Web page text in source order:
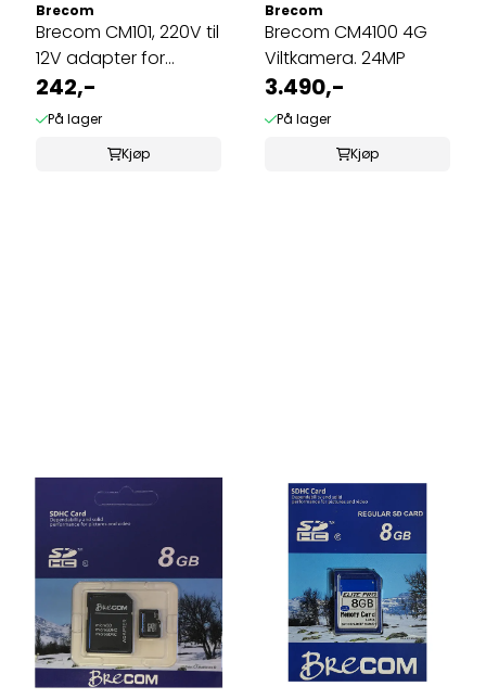
Brecom
Brecom CM101, 220V til
12V adapter for
Brecom ...
242,-
På lager
Kjøp
Brecom
Brecom CM4100 4G
Viltkamera. 24MP
3.490,-
På lager
Kjøp